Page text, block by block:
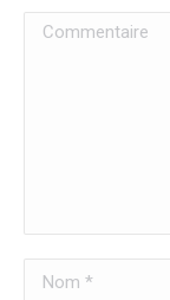
Commentaire
Nom *